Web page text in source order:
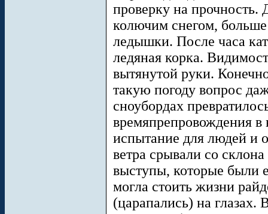
проверку на
колючим снегом,
ледышки. После часа
ледяная корка.
вытянутой руки.
такую погоду вопрос
сноубордах
времяпрепровождения в
испытание для людей и
ветра срывали со
выступы, которые были
могла стоить жизни
(царапались) на глазах.